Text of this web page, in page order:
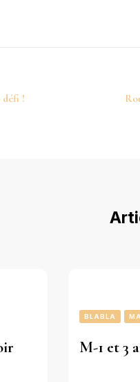
défi !
BLABLA
M-1 et 3